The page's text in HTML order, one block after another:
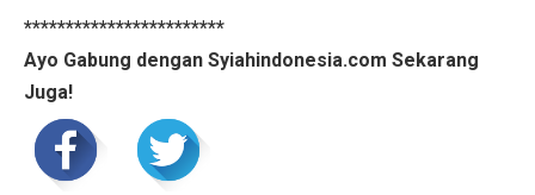
************************
Ayo Gabung dengan Syiahindonesia.com Sekarang
Juga!